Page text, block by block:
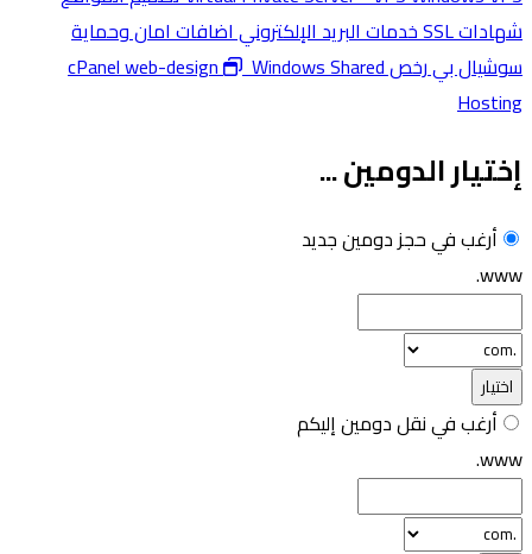
شهادات SSL
خدمات البريد الإلكترونياضافات امان وحماية
سوشيال بيرخص cPanel web-design Windows Shared
Hosting
إختيار الدومين ...
أرغب في حجز دومين جديد
www.
اختيار
أرغب في نقل دومين إليكم
www.